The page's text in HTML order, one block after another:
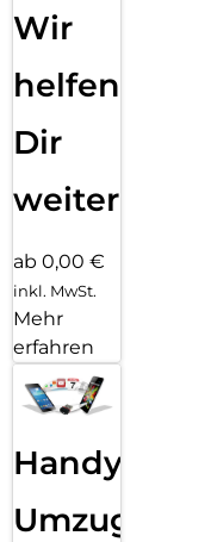
Wir
helfen
Dir
weiter
ab 0,00 €
inkl. MwSt.
Mehr
erfahren
Handy
Umzug